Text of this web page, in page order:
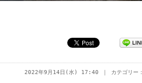
2022年9月14日(水) 17:40 ｜ カテゴリー：